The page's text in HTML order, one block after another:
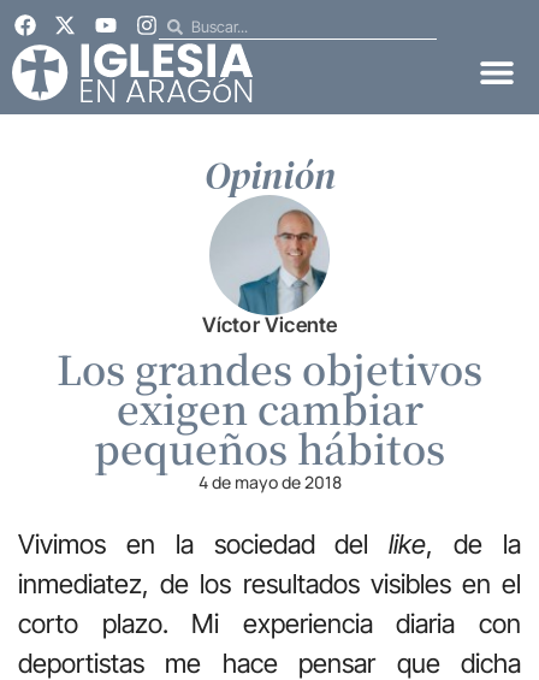
Opinión
Víctor Vicente
Los grandes objetivos
exigen cambiar
pequeños hábitos
4 de mayo de 2018
Vivimos en la sociedad dellike, de la
inmediatez, de los resultados visibles en el
corto plazo. Mi experiencia diaria con
deportistas me hace pensar que dicha